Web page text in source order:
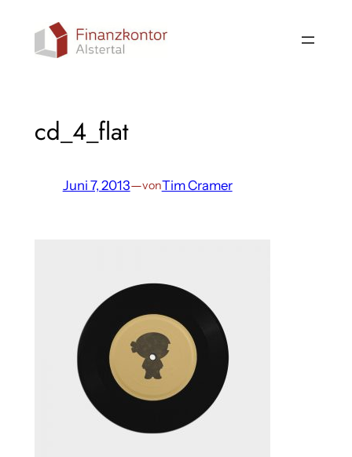
Inhalt
cd_4_flat
Juni 7, 2013—vonTim Cramer